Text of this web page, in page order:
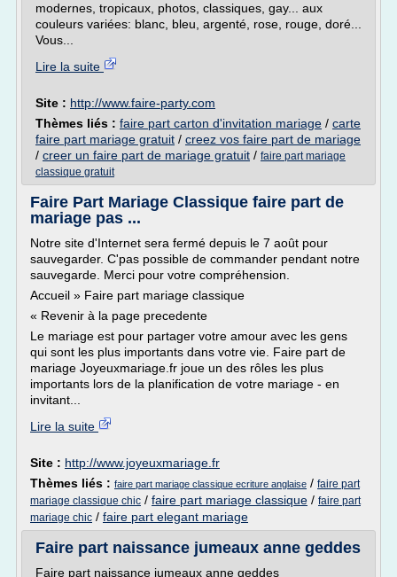
modernes, tropicaux, photos, classiques, gay... aux
couleurs variées: blanc, bleu, argenté, rose, rouge, doré...
Vous...
Lire la suite
Site : http://www.faire-party.com
Thèmes liés : faire part carton d'invitation mariage / carte
faire part mariage gratuit / creez vos faire part de mariage
/ creer un faire part de mariage gratuit / faire part mariage
classique gratuit
Faire Part Mariage Classique faire part de
mariage pas ...
Notre site d'Internet sera fermé depuis le 7 août pour
sauvegarder. C'pas possible de commander pendant notre
sauvegarde. Merci pour votre compréhension.
Accueil » Faire part mariage classique
« Revenir à la page precedente
Le mariage est pour partager votre amour avec les gens
qui sont les plus importants dans votre vie. Faire part de
mariage Joyeuxmariage.fr joue un des rôles les plus
importants lors de la planification de votre mariage - en
invitant...
Lire la suite
Site : http://www.joyeuxmariage.fr
Thèmes liés : faire part mariage classique ecriture anglaise / faire part
mariage classique chic / faire part mariage classique / faire part
mariage chic / faire part elegant mariage
Faire part naissance jumeaux anne geddes
Faire part naissance jumeaux anne geddes